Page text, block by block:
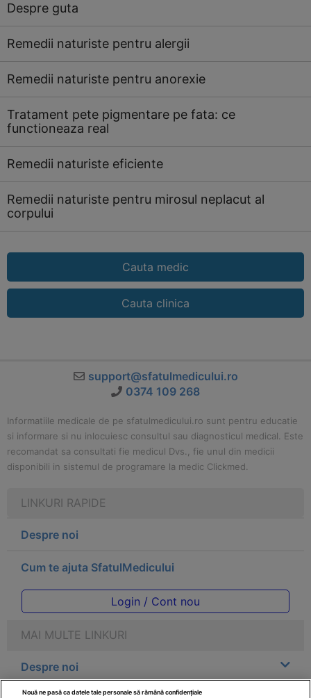
Despre guta
Remedii naturiste pentru alergii
Remedii naturiste pentru anorexie
Tratament pete pigmentare pe fata: ce
functioneaza real
Remedii naturiste eficiente
Remedii naturiste pentru mirosul neplacut al
corpului
Cauta medic
Cauta clinica
support@sfatulmedicului.ro
0374 109 268
Informatiile medicale de pe sfatulmedicului.ro sunt pentru educatie
si informare si nu inlocuiesc consultul sau diagnosticul medical. Este
recomandat sa consultati fie medicul Dvs., fie unul din medicii
disponibili in sistemul de programare la medic Clickmed.
LINKURI RAPIDE
Despre noi
Cum te ajuta SfatulMedicului
Login / Cont nou
MAI MULTE LINKURI
Despre noi
Nouă ne pasă ca datele tale personale să rămână confidențiale